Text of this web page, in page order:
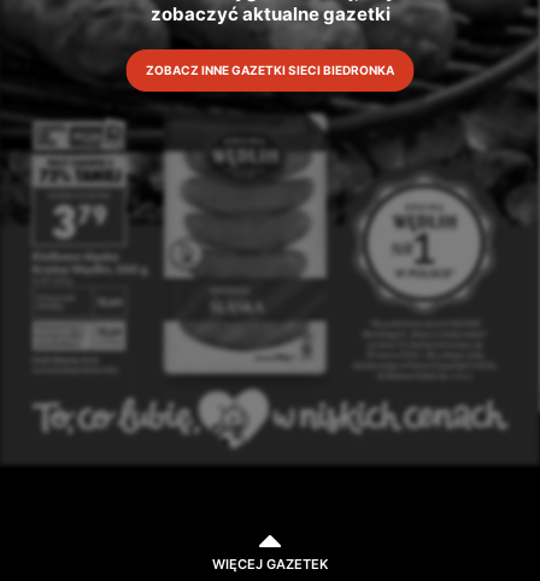
zobaczyć aktualne gazetki
ZOBACZ INNE GAZETKI SIECI BIEDRONKA
WIĘCEJ GAZETEK